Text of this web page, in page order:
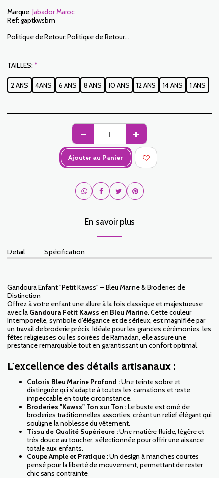
Marque: Jabador Maroc
Ref: gaptkwsbm
Politique de Retour: Politique de Retour: Le Client dispose d’un délai de 7 jours ouvrables à compter de la date de réception pour retourner des articles commandés soit pour être remboursé soit pour un échange. Seuls les articles retournés dans les délais, dans leur emballage d’origine, non-lavés, non-portés pourront faire l’objet d’un échange. Pour faire un retour, prière de nous notifier aux adresses suivantes : jabadormaroc17@gmail.com/ jabador.maroc@gmail.com Chaque échange ou retour doit être accompagné de votre numéro de téléphone ainsi que de votre souhait d’échange. Les frais de retour sont à la charge du Client. Le Client devra organiser le transport par ses propres moyens . En cas de retour, et après réception de la marchandise par JABADOR MAROC , le client sera remboursé dans un délai de 10 jours. Les cas ou les produits peuvent être échangés : – Erreur de la taille commandée (taille livrée différente de la taille commandée) – Erreur sur la couleur commandée (couleur livrée différente de la taille commandée) Les cas ou les produits peuvent être remboursées : – Erreur de la taille ou de la couleur commandée suivi d’une rupture de stock – Dans les cas précités les produits doivent nous être retournés dans l’état dans lequel vous les avez reçus avec l’ensemble des éléments (accessoires, emballage, notice…). Le remboursement se fera par versement ou virement bancaire. Les produits en solde ou en promotion ne peuvent faire l’objet d’un retour ou échange.
TAILLES: *
2 ANS 4ANS 6 ANS 8 ANS 10 ANS 12 ANS 14 ANS 1 ANS
Ajouter au Panier
En savoir plus
Détail Spécification
Gandoura Enfant "Petit Kawss" – Bleu Marine & Broderies de
Distinction
Offrez à votre enfant une allure à la fois classique et majestueuse
avec la Gandoura Petit Kawss en Bleu Marine. Cette couleur
intemporelle, symbole d'élégance et de sérieux, est magnifiée par
un travail de broderie précis. Idéale pour les grandes cérémonies, les
fêtes religieuses ou les soirées de Ramadan, elle assure une
prestance remarquable tout en garantissant un confort optimal.
L'excellence des détails artisanaux :
Coloris Bleu Marine Profond :Une teinte sobre et
distinguée qui s'adapte à toutes les carnations et reste
impeccable en toute circonstance.
Broderies "Kawss" Ton sur Ton :Le buste est orné de
broderies traditionnelles assorties, créant un relief élégant qui
souligne la noblesse du vêtement.
Tissu de Qualité Supérieure :Une matière fluide, légère et
très douce au toucher, sélectionnée pour offrir une aisance
totale aux enfants.
Coupe Ample et Pratique :Un design à manches courtes
pensé pour la liberté de mouvement, permettant de rester
chic sans contrainte.